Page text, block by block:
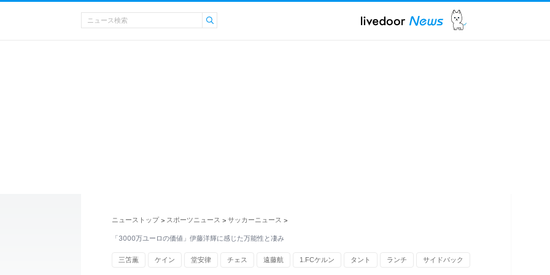
ニューストップ > スポーツニュース > サッカーニュース >
「3000万ユーロの価値」伊藤洋輝に感じた万能性と凄み
三笘薫 ケイン 堂安律 チェス 遠藤航 1.FCケルン タント ランチ サイドバック